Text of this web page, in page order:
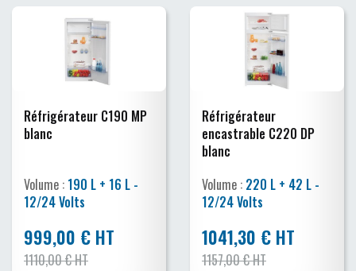
Réfrigérateur C190 MP
blanc
Volume : 190 L + 16 L -
12/24 Volts
999,00 € HT
1110,00 € HT
Réfrigérateur
encastrable C220 DP
blanc
Volume : 220 L + 42 L -
12/24 Volts
1041,30 € HT
1157,00 € HT